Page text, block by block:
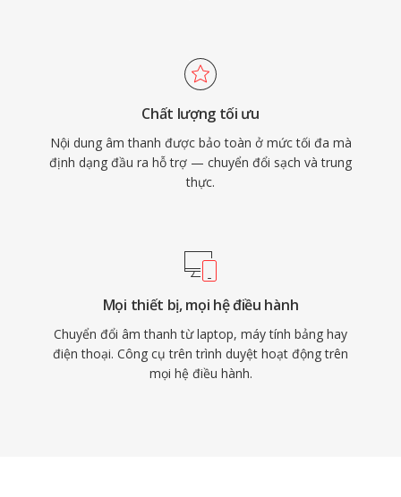
Chất lượng tối ưu
Nội dung âm thanh được bảo toàn ở mức tối đa mà
định dạng đầu ra hỗ trợ — chuyển đổi sạch và trung
thực.
Mọi thiết bị, mọi hệ điều hành
Chuyển đổi âm thanh từ laptop, máy tính bảng hay
điện thoại. Công cụ trên trình duyệt hoạt động trên
mọi hệ điều hành.